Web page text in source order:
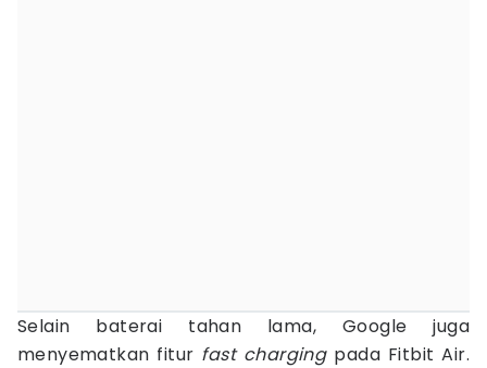
Selain baterai tahan lama, Google juga
menyematkan fitur fast chargingpada Fitbit Air.